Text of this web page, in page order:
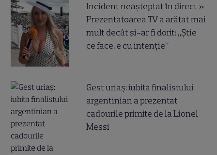
Incident neașteptat în direct »
Prezentatoarea TV a arătat mai
mult decât și-ar fi dorit: „Știe
ce face, e cu intenție”
Gest uriaș: iubita finalistului
argentinian a prezentat
cadourile primite de la Lionel
Messi